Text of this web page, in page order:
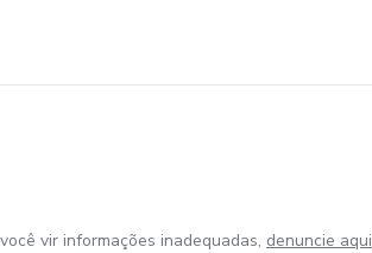
vir informações inadequadas, denuncie aqui